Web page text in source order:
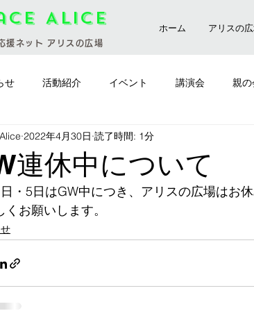
Alice
援ネット アリスの広場
ホーム アリスの
せ 活動紹介 イベント 講演会 親の
群馬県 お休み 前橋市
連休中について
Alice 2022年4月30日 読了時間: 1分
・5日はGW中につき、アリスの広場はお休
くお願いします。